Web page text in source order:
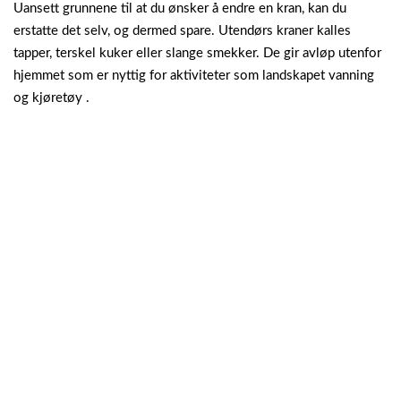
Uansett grunnene til at du ønsker å endre en kran, kan du
erstatte det selv, og dermed spare. Utendørs kraner kalles
tapper, terskel kuker eller slange smekker. De gir avløp utenfor
hjemmet som er nyttig for aktiviteter som landskapet vanning
og kjøretøy .